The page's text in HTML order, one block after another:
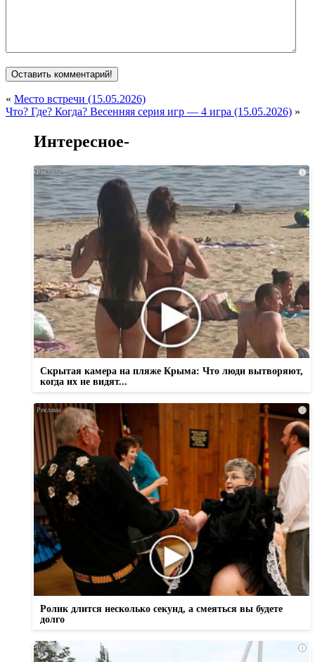
« Место встречи (15.05.2026)
Что? Где? Когда? Весенняя серия игр — 4 игра (15.05.2026) »
Интересное-
i
Скрытая камера на пляже Крыма: Что люди вытворяют,
когда их не видят...
i
Ролик длится несколько секунд, а смеяться вы будете
долго
i